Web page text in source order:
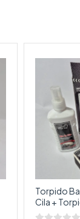
Torpido
Cila +
Torpido